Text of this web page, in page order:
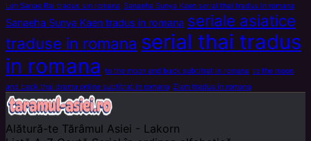
Leh Sanae Rai tradus sin romana Sanaeha Sunya Kaen serial thai tradus in romana
Sanaeha Sunya Kaen tradus in romana seriale asiatice
traduse in romana serial thai tradus
in romana to the moon and back subtitrat in romana to the moon
and back thai drama online subtitrat in romana Ziam tradus in romana
Alătură-te Tărâmul Asiei - Lakorn